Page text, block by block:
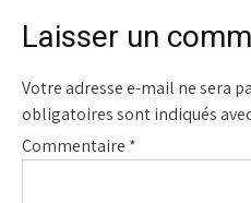
Laisser un
Votre adresse e-mail ne sera
obligatoires sont indiqués
Commentaire *